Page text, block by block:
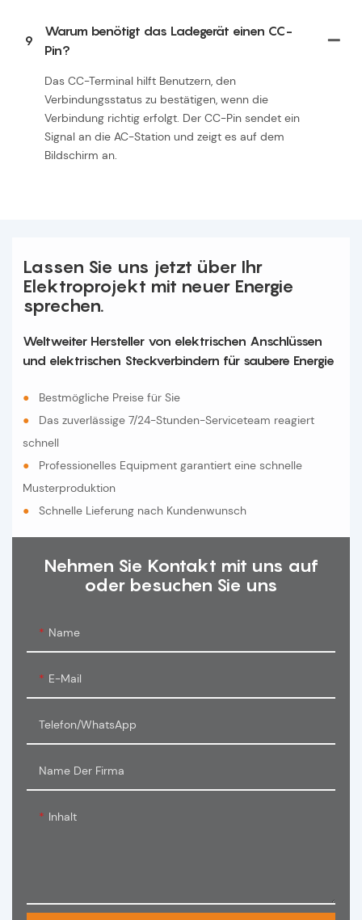
9
Warum benötigt das Ladegerät einen CC-
Pin?
Das CC-Terminal hilft Benutzern, den
Verbindungsstatus zu bestätigen, wenn die
Verbindung richtig erfolgt. Der CC-Pin sendet ein
Signal an die AC-Station und zeigt es auf dem
Bildschirm an.
Lassen Sie uns jetzt über Ihr
Elektroprojekt mit neuer Energie
sprechen.
Weltweiter Hersteller von elektrischen Anschlüssen
und elektrischen Steckverbindern für saubere Energie
●
Bestmögliche Preise für Sie
●
Das zuverlässige 7/24-Stunden-Serviceteam reagiert
schnell
●
Professionelles Equipment garantiert eine schnelle
Musterproduktion
●
Schnelle Lieferung nach Kundenwunsch
Nehmen Sie Kontakt mit uns auf
oder besuchen Sie uns
Name
E-Mail
Telefon/WhatsApp
Name Der Firma
Inhalt